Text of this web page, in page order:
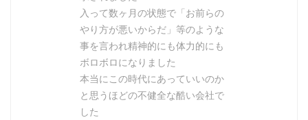
入って数ヶ月の状態で「お前らの
やり方が悪いからだ」等のような
事を言われ精神的にも体力的にも
ボロボロになりました
本当にこの時代にあっていいのか
と思うほどの不健全な酷い会社で
した